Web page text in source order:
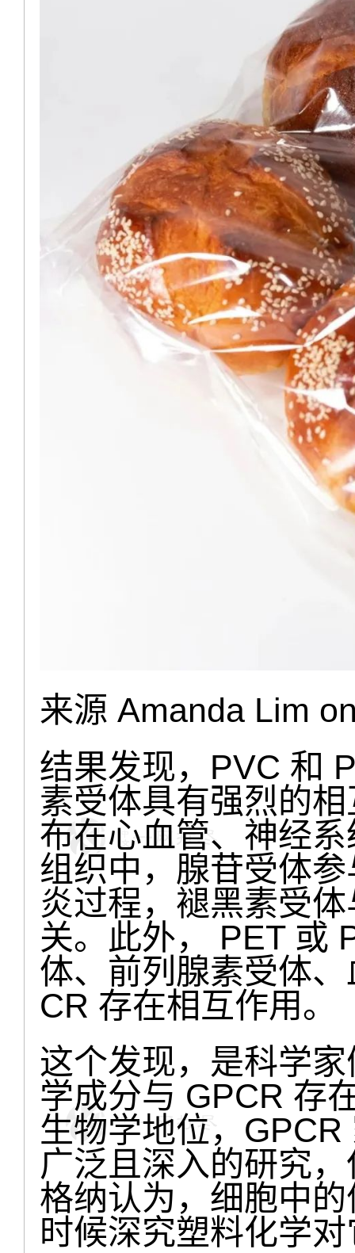
来源 Amanda Lim
结果发现，PVC 和
素受体具有强烈的
布在心血管、神经
组织中，腺苷受体
炎过程，褪黑素受
关。此外， PET 或
体、前列腺素受体
CR 存在相互作用。
这个发现，是科学
学成分与 GPCR 存
生物学地位，
广泛且深入的研究
格纳认为，细胞中
时候深究塑料化学